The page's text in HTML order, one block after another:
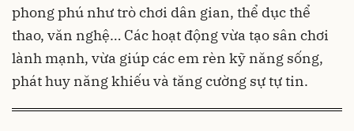
phong phú như trò chơi dân gian, thể dục thể
thao, văn nghệ… Các hoạt động vừa tạo sân chơi
lành mạnh, vừa giúp các em rèn kỹ năng sống,
phát huy năng khiếu và tăng cường sự tự tin.